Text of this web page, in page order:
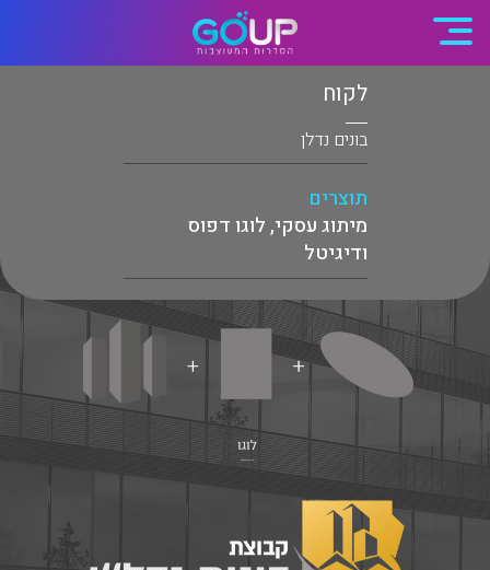
לקוח
בונים נדלן
תוצרים
מיתוג עסקי, לוגו דפוס
ודיגיטל